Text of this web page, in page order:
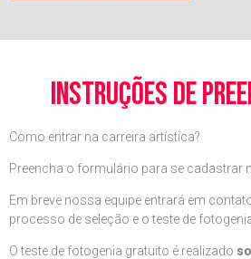
instruções de
Como entrar na carreira artística?
Preencha o formulário para se cadastrar
Em breve nossa equipe entrará em
processo de seleção e o teste de
O teste de fotogenia gratuito é realizado